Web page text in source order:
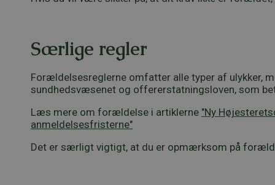
Særlige regler
Forældelsesreglerne omfatter alle typer af ulykker,
sundhedsvæsenet og offererstatningsloven, som
Læs mere om forældelse i artiklerne "Ny
anmeldelsesfristerne"
Det er særligt vigtigt, at du er opmærksom på